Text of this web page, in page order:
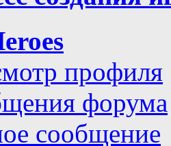
профиля
форума
сообщение